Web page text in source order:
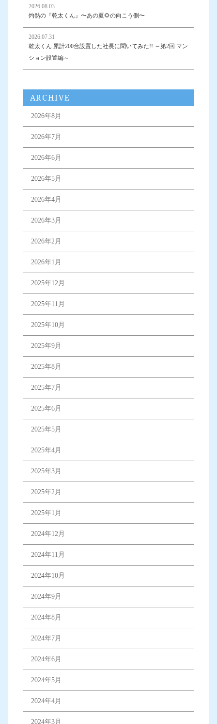
2026.08.03
灼熱の『乾太くん』〜あの夏🌻の向こう側〜
2026.07.31
乾太くん 累計200台設置した社長に聞いてみた!! ～第2回 マン
ション設置編～
ARCHIVE
2026年8月
2026年7月
2026年6月
2026年5月
2026年4月
2026年3月
2026年2月
2026年1月
2025年12月
2025年11月
2025年10月
2025年9月
2025年8月
2025年7月
2025年6月
2025年5月
2025年4月
2025年3月
2025年2月
2025年1月
2024年12月
2024年11月
2024年10月
2024年9月
2024年8月
2024年7月
2024年6月
2024年5月
2024年4月
2024年3月